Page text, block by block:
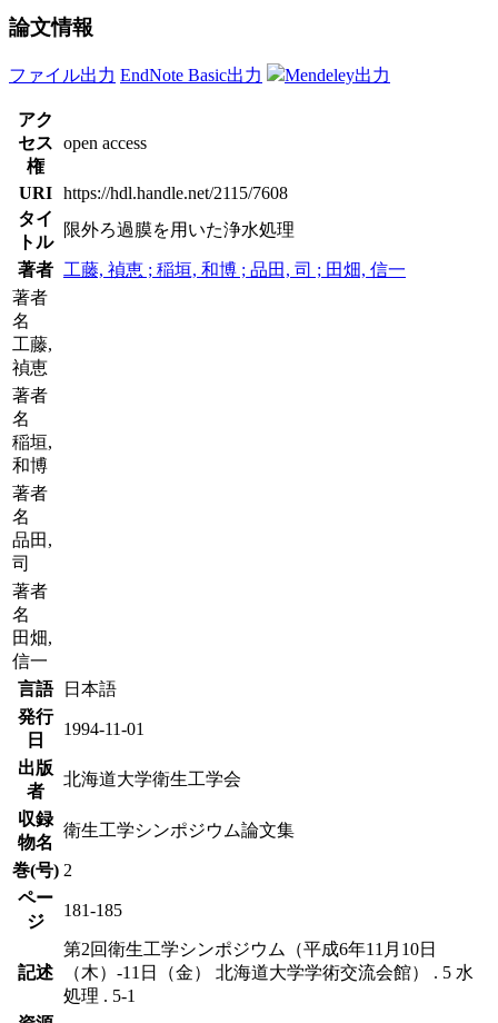
論文情報
ファイル出力 EndNote Basic出力 Mendeley出力
アク
セス
権
open access
URI https://hdl.handle.net/2115/7608
タイ
トル
限外ろ過膜を用いた浄水処理
著者 工藤, 禎恵 ; 稲垣, 和博 ; 品田, 司 ; 田畑, 信一
著者
名
工藤,
禎恵
著者
名
稲垣,
和博
著者
名
品田,
司
著者
名
田畑,
信一
言語
日本語
発行
日
1994-11-01
出版
者
北海道大学衛生工学会
収録
物名
衛生工学シンポジウム論文集
巻(号) 2
ペー
ジ
181-185
記述
第2回衛生工学シンポジウム（平成6年11月10日
（木）-11日（金） 北海道大学学術交流会館） . 5 水
処理 . 5-1